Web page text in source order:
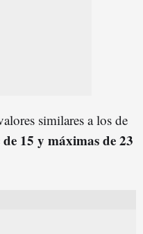
similares a los de
15 y máximas de 23